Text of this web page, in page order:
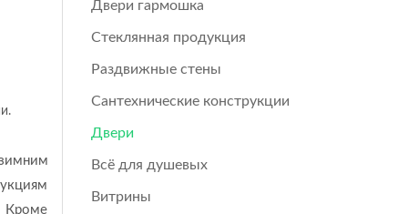
Кроме
Двери гармошка
Стеклянная продукция
Раздвижные стены
Сантехнические конструкции
Двери
Всё для душевых
Витрины